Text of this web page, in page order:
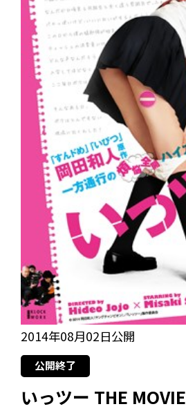
2014年08月02日公開
公開終了
いっツー THE MOVIE